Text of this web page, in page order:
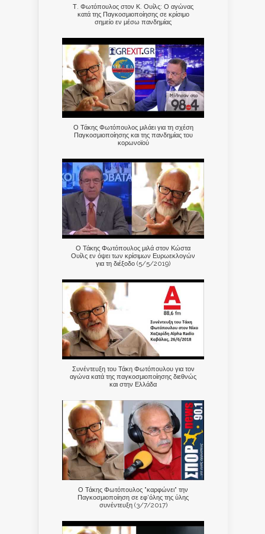
Τ. Φωτόπουλος στον Κ. Ουίλς: Ο αγώνας
κατά της Παγκοσμιοποίησης σε κρίσιμο
σημείο εν μέσω πανδημίας
Ο Τάκης Φωτόπουλος μιλάει για τη σχέση
Παγκοσμιοποίησης και της πανδημίας του
κορωνοϊού
Ο Τάκης Φωτόπουλος μιλά στον Κώστα
Ουίλς εν όψει των κρίσιμων Ευρωεκλογών
για τη διέξοδο (5/5/2019)
Συνέντευξη του Τάκη Φωτόπουλου για τον
αγώνα κατά της παγκοσμιοποίησης διεθνώς
και στην Ελλάδα
Ο Τάκης Φωτόπουλος "καρφώνει" την
Παγκοσμιοποίηση σε εφ'όλης της ύλης
συνέντευξη (3/7/2017)